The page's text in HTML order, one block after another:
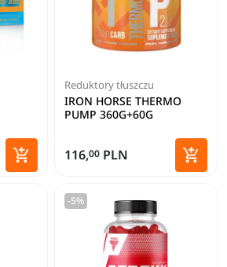

Dodaj do koszyka
Reduktory tłuszczu
IRON HORSE THERMO
PUMP 360G+60G
116,00 PLN 
Dodaj
-5%